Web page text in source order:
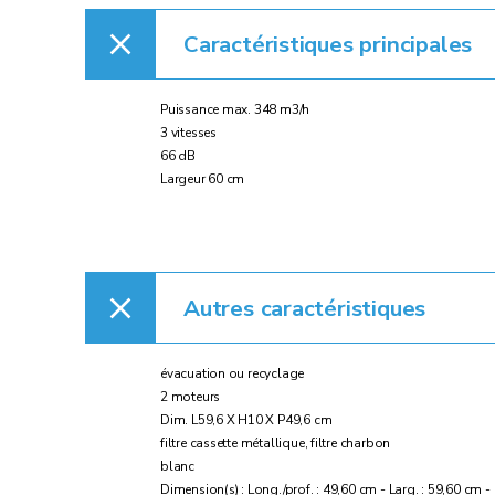
Caractéristiques principales
Puissance max. 348 m3/h
3 vitesses
66 dB
Largeur 60 cm
Autres caractéristiques
évacuation ou recyclage
2 moteurs
Dim. L59,6 X H10 X P49,6 cm
filtre cassette métallique, filtre charbon
blanc
Dimension(s) : Long./prof. : 49,60 cm - Larg. : 59,60 cm -